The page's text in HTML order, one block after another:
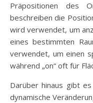
Präpositionen des
beschreiben die
wird verwendet, um
eines bestimmten
verwendet, um einen
während „on“ oft für
Darüber hinaus gibt
dynamische